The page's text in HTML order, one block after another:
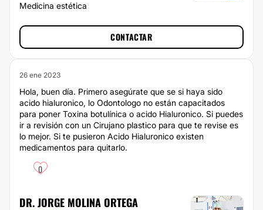
Medicina estética
CONTACTAR
26 ene 2023
Hola, buen día. Primero asegúrate que se si haya sido
acido hialuronico, lo Odontologo no están capacitados
para poner Toxina botulínica o acido Hialuronico. Si puedes
ir a revisión con un Cirujano plastico para que te revise es
lo mejor. Si te pusieron Acido Hialuronico existen
medicamentos para quitarlo.
0
DR. JORGE MOLINA ORTEGA